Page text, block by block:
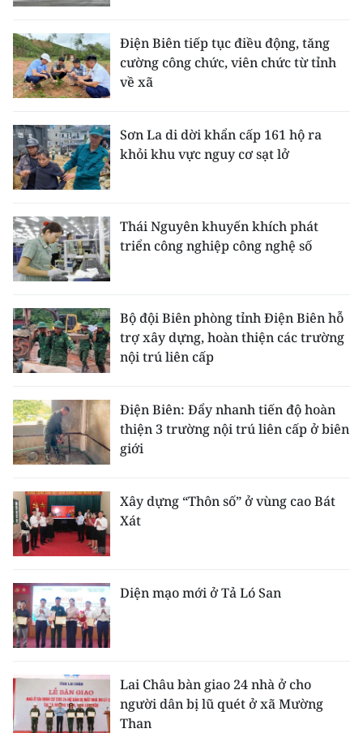
Điện Biên tiếp tục điều động, tăng
cường công chức, viên chức từ tỉnh
về xã
Sơn La di dời khẩn cấp 161 hộ ra
khỏi khu vực nguy cơ sạt lở
Thái Nguyên khuyến khích phát
triển công nghiệp công nghệ số
Bộ đội Biên phòng tỉnh Điện Biên hỗ
trợ xây dựng, hoàn thiện các trường
nội trú liên cấp
Điện Biên: Đẩy nhanh tiến độ hoàn
thiện 3 trường nội trú liên cấp ở biên
giới
Xây dựng “Thôn số” ở vùng cao Bát
Xát
Diện mạo mới ở Tả Ló San
Lai Châu bàn giao 24 nhà ở cho
người dân bị lũ quét ở xã Mường
Than